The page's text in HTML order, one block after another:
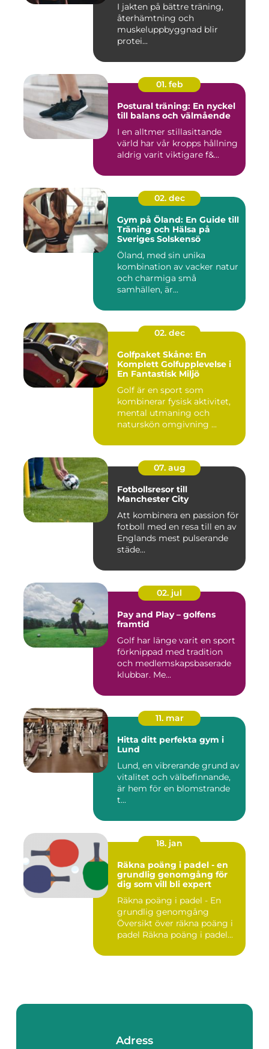
I jakten på bättre träning,
återhämtning och
muskeluppbyggnad blir
protei...
01. feb
Postural träning: En nyckel
till balans och välmående
I en alltmer stillasittande
värld har vår kropps hållning
aldrig varit viktigare f&...
02. dec
Gym på Öland: En Guide till
Träning och Hälsa på
Sveriges Solskensö
Öland, med sin unika
kombination av vacker natur
och charmiga små
samhällen, är...
02. dec
Golfpaket Skåne: En
Komplett Golfupplevelse i
En Fantastisk Miljö
Golf är en sport som
kombinerar fysisk aktivitet,
mental utmaning och
naturskön omgivning ...
07. aug
Fotbollsresor till
Manchester City
Att kombinera en passion för
fotboll med en resa till en av
Englands mest pulserande
städe...
02. jul
Pay and Play – golfens
framtid
Golf har länge varit en sport
förknippad med tradition
och medlemskapsbaserade
klubbar. Me...
11. mar
Hitta ditt perfekta gym i
Lund
Lund, en vibrerande grund av
vitalitet och välbefinnande,
är hem för en blomstrande
t...
18. jan
Räkna poäng i padel - en
grundlig genomgång för
dig som vill bli expert
Räkna poäng i padel - En
grundlig genomgång
Översikt över räkna poäng i
padel Räkna poäng i padel...
Adress